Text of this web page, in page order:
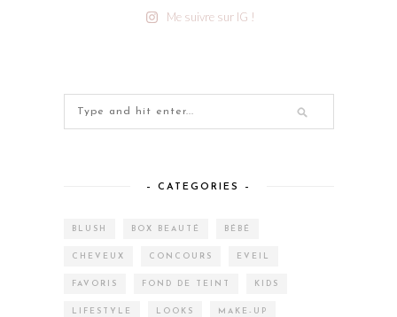
Me suivre sur IG !
– CATEGORIES –
BLUSH BOX BEAUTÉ BÉBÉ
CHEVEUX CONCOURS EVEIL
FAVORIS FOND DE TEINT KIDS
LIFESTYLE LOOKS MAKE-UP